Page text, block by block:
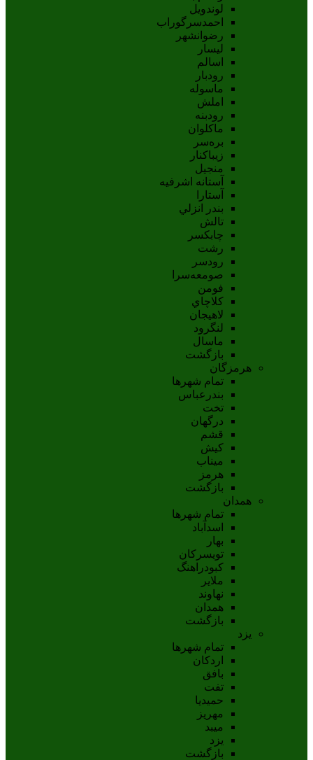
لوندویل
احمدسرگوراب
رضوانشهر
لیسار
اسالم
رودبار
ماسوله
املش
رودبنه
ماکلوان
بره‌سر
زیباکنار
منجیل
آستانه اشرفيه
آستارا
بندر انزلي
تالش
چابکسر
رشت
رودسر
صومعه‌سرا
فومن
کلاچاي
لاهيجان
لنگرود
ماسال
بازگشت
هرمزگان
تمام شهر‌ها
بندرعباس
تخت
درگهان
قشم
کيش
ميناب
هرمز
بازگشت
همدان
تمام شهر‌ها
اسدآباد
بهار
تويسرکان
کبودراهنگ
ملاير
نهاوند
همدان
بازگشت
یزد
تمام شهر‌ها
اردکان
بافق
تفت
حميديا
مهریز
ميبد
يزد
بازگشت